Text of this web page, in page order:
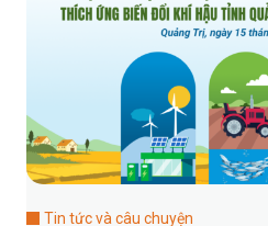
Tin tức và câu chuyện